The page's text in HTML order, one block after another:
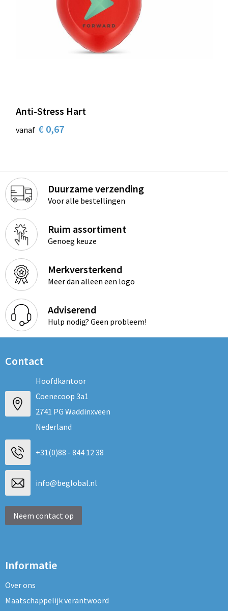
Anti-Stress Hart
vanaf € 0,67
Duurzame verzending
Voor alle bestellingen
Ruim assortiment
Genoeg keuze
Merkversterkend
Meer dan alleen een logo
Adviserend
Hulp nodig? Geen probleem!
Contact
Hoofdkantoor
Coenecoop 3a1
2741 PG Waddinxveen
Nederland
+31(0)88 - 844 12 38
info@beglobal.nl
Neem contact op
Informatie
Over ons
Maatschappelijk verantwoord